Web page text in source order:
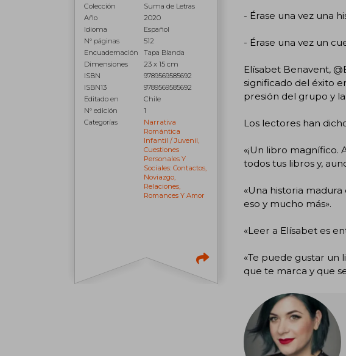
Colección
Suma de Letras
Año
2020
Idioma
Español
N° páginas
512
Encuadernación
Tapa Blanda
Dimensiones
23 x 15 cm
ISBN
9789569585692
ISBN13
9789569585692
Editado en
Chile
N° edición
1
Categorías
Narrativa
Romántica
Infantil / Juvenil,
Cuestiones
Personales Y
Sociales: Contactos,
Noviazgo,
Relaciones,
Romances Y Amor
- Érase una vez una
- Érase una vez un
Elísabet Benavent,
significado del éxito
presión del grupo y
Los lectores han
«¡Un libro magnífico.
todos tus libros y,
«Una historia
eso y mucho más».
«Leer a Elísabet es
«Te puede gustar un
que te marca y que